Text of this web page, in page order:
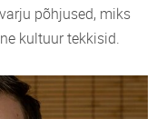
põhjused, miks
kultuur tekkisid.